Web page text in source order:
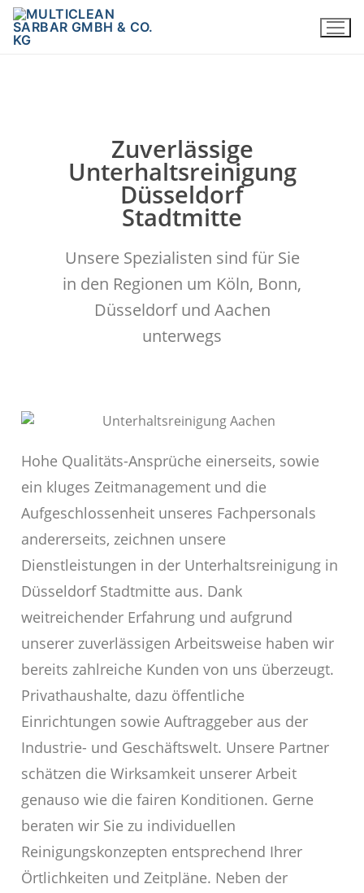
Zuverlässige
Unterhaltsreinigung
Düsseldorf
Stadtmitte
Unsere Spezialisten sind für Sie
in den Regionen um Köln, Bonn,
Düsseldorf und Aachen
unterwegs
Hohe Qualitäts-Ansprüche einerseits, sowie
ein kluges Zeitmanagement und die
Aufgeschlossenheit unseres Fachpersonals
andererseits, zeichnen unsere
Dienstleistungen in der Unterhaltsreinigung in
Düsseldorf Stadtmitte aus. Dank
weitreichender Erfahrung und aufgrund
unserer zuverlässigen Arbeitsweise haben wir
bereits zahlreiche Kunden von uns überzeugt.
Privathaushalte, dazu öffentliche
Einrichtungen sowie Auftraggeber aus der
Industrie- und Geschäftswelt. Unsere Partner
schätzen die Wirksamkeit unserer Arbeit
genauso wie die fairen Konditionen. Gerne
beraten wir Sie zu individuellen
Reinigungskonzepten entsprechend Ihrer
Örtlichkeiten und Zeitpläne. Neben der